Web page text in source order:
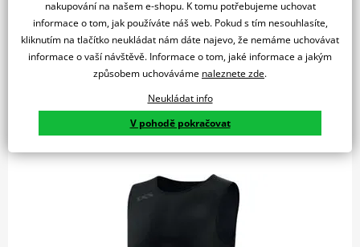
Chránič horní části těla iXS FLOW 2.0 - černý
nakupování na našem e-shopu. K tomu potřebujeme uchovat
informace o tom, jak používáte náš web. Pokud s tím nesouhlasíte,
kliknutím na tlačítko neukládat nám dáte najevo, že nemáme uchovávat
informace o vaší návštěvě. Informace o tom, jaké informace a jakým
způsobem uchováváme naleznete zde.
Neukládat info
V pohodě pokračovat